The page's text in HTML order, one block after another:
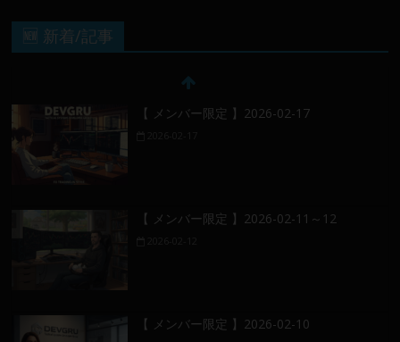
🆕 新着/記事
【 メンバー限定 】2026-02-17
【 メンバー限定 】2026-02-11～12
【 メンバー限定 】2026-02-10